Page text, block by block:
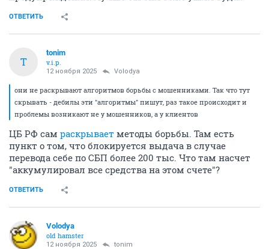
ОТВЕТИТЬ
T
tonim
v.i.p.
12 ноября 2025 Volodya
они не раскрывают алгоритмов борьбы с мошенниками. Так что тут
скрывать - дебилы эти "алгоритмы" пишут, раз такое происходит и
проблемы возникают не у мошенников, а у клиентов
ЦБ РФ сам раскрывает методы борьбы. Там есть
пункт о том, что блокируется выдача в случае
перевода себе по СБП более 200 тыс. Что там насчет
"аккумулировал все средства на этом счете"?
ОТВЕТИТЬ
Volodya
old hamster
12 ноября 2025 tonim